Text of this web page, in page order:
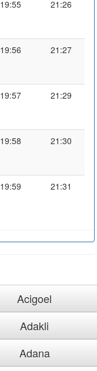
19:55 21:26
19:56 21:27
19:57 21:29
19:58 21:30
19:59 21:31
Acigoel
Adakli
Adana